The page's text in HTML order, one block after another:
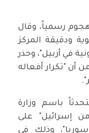
رسمياً، وقال
ودقيقة المركز
في أربيل"، وحذر
أن "تكرار أفعاله
باسم وزارة
من إسرائيل" على
وذلك في